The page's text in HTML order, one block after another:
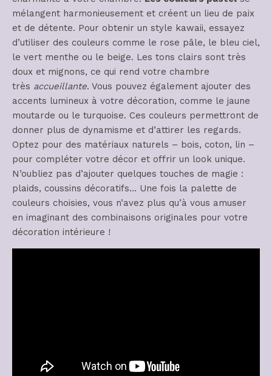
mélangent harmonieusement et créent un lieu de paix
et de détente. Pour obtenir un style kawaii, essayez
d’utiliser des couleurs comme le rose pâle, le bleu ciel,
le vert menthe ou le beige. Les tons clairs sont très
doux et mignons, ce qui rend votre chambre
très accueillante. Vous pouvez également ajouter des
accents lumineux à votre décoration, comme le jaune
moutarde ou le turquoise. Ces couleurs permettront de
donner plus de dynamisme et d’attirer les regards.
Optez pour des matériaux naturels – bois, coton, lin –
pour compléter votre décor et offrir un look unique.
N’oubliez pas d’ajouter quelques touches de magie :
plaids, coussins décoratifs… Une fois la palette de
couleurs choisies, vous n’avez plus qu’à vous amuser
en imaginant des combinaisons originales pour votre
décoration intérieure !